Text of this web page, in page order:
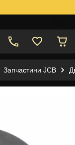
Запчастини JCB